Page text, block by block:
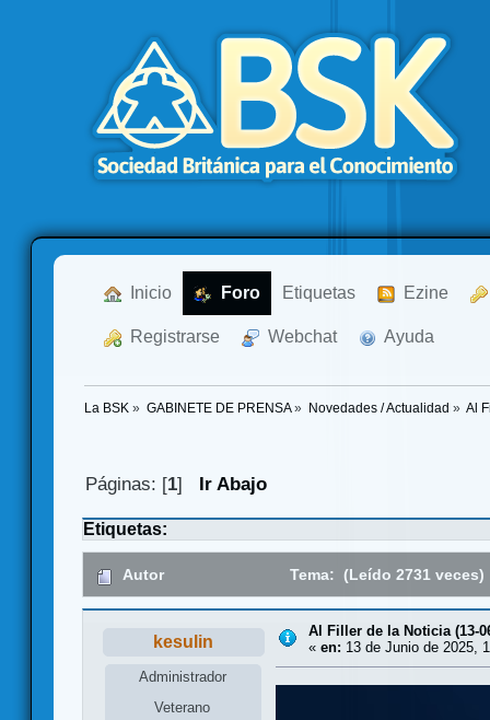
Inicio Foro Etiquetas Ezine
Registrarse Webchat Ayuda
La BSK » GABINETE DE PRENSA» Novedades / Actualidad » Al
Páginas: [1] Ir Abajo
Etiquetas:
Autor Tema: (Leído 2731 veces)
kesulin
Administrador
Veterano
Al Filler de la Noticia (13-
« en: 13 de Junio de 2025,